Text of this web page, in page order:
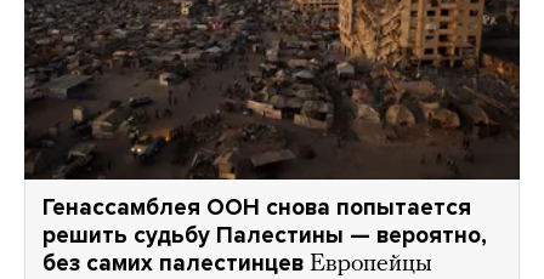
Генассамблея ООН снова попытается
решить судьбу Палестины — вероятно,
без самих палестинцев Европейцы